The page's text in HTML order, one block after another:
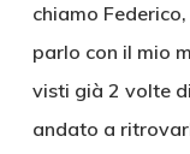
chiamo
parlo con il mio
visti già 2 volte
andato a